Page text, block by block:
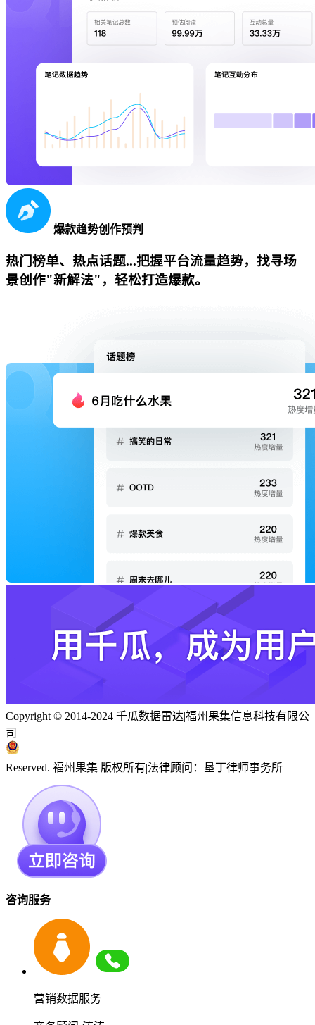
爆款趋势创作预判
热门榜单、热点话题...把握平台流量趋势，找寻场
景创作"新解法"，轻松打造爆款。
Copyright © 2014-2024 千瓜数据雷达|福州果集信息科技有限公
司
|
Reserved. 福州果集 版权所有|法律顾问：垦丁律师事务所
咨询服务
营销数据服务